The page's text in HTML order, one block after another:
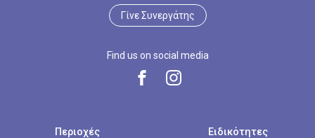
Γίνε Συνεργάτης
Find us on social media
Περιοχές Ειδικότητες